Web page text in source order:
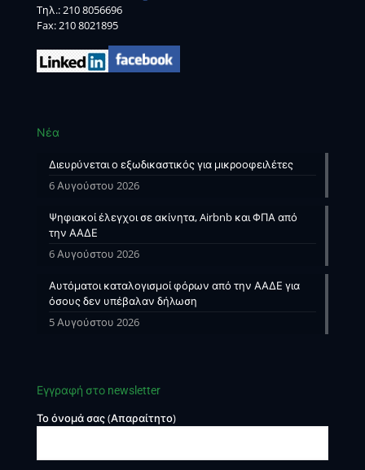
Tηλ.:210 8056696
Fax: 210 8021895
Νέα
Διευρύνεται ο εξωδικαστικός για μικροοφειλέτες
6 Αυγούστου 2026
Ψηφιακοί έλεγχοι σε ακίνητα, Airbnb και ΦΠΑ από
την ΑΑΔΕ
6 Αυγούστου 2026
Αυτόματοι καταλογισμοί φόρων από την ΑΑΔΕ για
όσους δεν υπέβαλαν δήλωση
5 Αυγούστου 2026
Εγγραφή στο newsletter
Το όνομά σας (Απαραίτητο)